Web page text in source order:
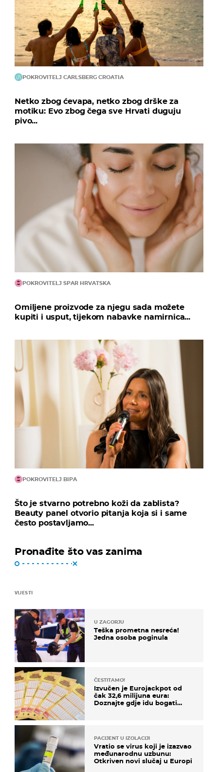
POKROVITELJ CARLSBERG CROATIA
Netko zbog ćevapa, netko zbog drške za
motiku: Evo zbog čega sve Hrvati duguju
pivo...
POKROVITELJ SPAR HRVATSKA
Omiljene proizvode za njegu sada možete
kupiti i usput, tijekom nabavke namirnica...
POKROVITELJ BIPA
Što je stvarno potrebno koži da zablista?
Beauty panel otvorio pitanja koja si i same
često postavljamo...
Pronađite što vas zanima
VIJESTI
U ZAGORJU
Teška prometna nesreća!
Jedna osoba poginula
ČESTITAMO!
Izvučen je Eurojackpot od
čak 32,6 milijuna eura:
Doznajte gdje idu bogati
PACIJENT U IZOLACIJI
Vratio se virus koji je izazvao
međunarodnu uzbunu:
Otkriven novi slučaj u Europi